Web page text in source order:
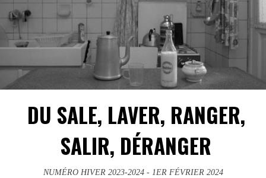
DU SALE, LAVER, RANGER,
SALIR, DÉRANGER
NUMÉRO HIVER 2023-2024 - 1ER FÉVRIER 2024